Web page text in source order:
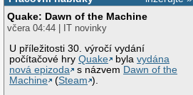
Quake: Dawn of the Machine
včera 04:44 | IT novinky
U příležitosti 30. výročí vydání
počítačové hryQuake bylavydána
nová epizoda
s názvem Dawn of the
Machine
(Steam ).